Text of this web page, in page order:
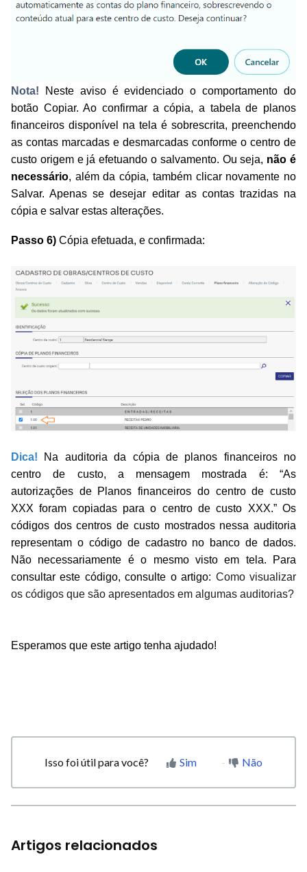
Nota!
Neste aviso é evidenciado o comportamento do
botão Copiar. Ao confirmar a cópia, a tabela de planos
financeiros disponível na tela é sobrescrita, preenchendo
as contas marcadas e desmarcadas conforme o centro de
custo origem e já efetuando o salvamento. Ou seja, não é
necessário, além da cópia, também clicar novamente no
Salvar. Apenas se desejar editar as contas trazidas na
cópia e salvar estas alterações.
Passo 6) Cópia efetuada, e confirmada:
Dica!
Na auditoria da cópia de planos financeiros no
centro de custo, a mensagem mostrada é: “As
autorizações de Planos financeiros do centro de custo
XXX foram copiadas para o centro de custo XXX.” Os
códigos dos centros de custo mostrados nessa auditoria
representam o código de cadastro no banco de dados.
Não necessariamente é o mesmo visto em tela. Para
consultar este código, consulte o artigo: Como visualizar
os códigos que são apresentados em algumas auditorias?
Esperamos que este artigo tenha ajudado!
Isso foi útil para você? Sim Não
Artigos relacionados